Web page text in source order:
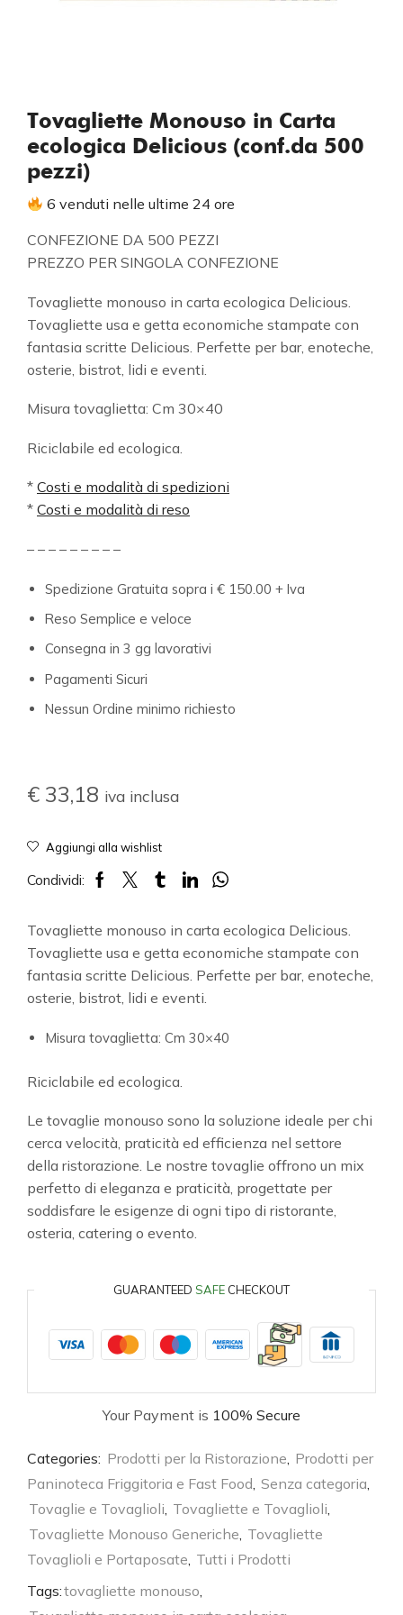
Tovagliette Monouso in Carta
ecologica Delicious (conf.da 500
pezzi)
6 venduti nelle ultime 24 ore
CONFEZIONE DA 500 PEZZI
PREZZO PER SINGOLA CONFEZIONE
Tovagliette monouso in carta ecologica Delicious.
Tovagliette usa e getta economiche stampate con
fantasia scritte Delicious. Perfette per bar, enoteche,
osterie, bistrot, lidi e eventi.
Misura tovaglietta: Cm 30×40
Riciclabile ed ecologica.
* Costi e modalità di spedizioni
* Costi e modalità di reso
– – – – – – – – –
Spedizione Gratuita sopra i € 150.00 + Iva
Reso Semplice e veloce
Consegna in 3 gg lavorativi
Pagamenti Sicuri
Nessun Ordine minimo richiesto
€ 33,18 iva inclusa
Aggiungi alla wishlist
Condividi:
Tovagliette monouso in carta ecologica Delicious.
Tovagliette usa e getta economiche stampate con
fantasia scritte Delicious. Perfette per bar, enoteche,
osterie, bistrot, lidi e eventi.
Misura tovaglietta: Cm 30×40
Riciclabile ed ecologica.
Le tovaglie monouso sono la soluzione ideale per chi
cerca velocità, praticità ed efficienza nel settore
della ristorazione. Le nostre tovaglie offrono un mix
perfetto di eleganza e praticità, progettate per
soddisfare le esigenze di ogni tipo di ristorante,
osteria, catering o evento.
GUARANTEED SAFE CHECKOUT
Your Payment is 100% Secure
Categories: Prodotti per la Ristorazione Prodotti per
Paninoteca Friggitoria e Fast Food Senza categoria
Tovaglie e Tovaglioli Tovagliette e Tovaglioli
Tovagliette Monouso Generiche Tovagliette
Tovaglioli e Portaposate Tutti i Prodotti
Tags:tovagliette monouso